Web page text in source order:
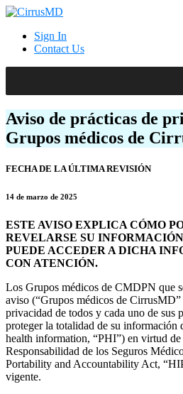
Sign In
Contact Us
Aviso de prácticas de
Grupos médicos de
FECHA DE LA ÚLTIMA REVISIÓN
14 de marzo de 2025
ESTE AVISO EXPLICA CÓMO
REVELARSE SU
PUEDE ACCEDER A DICHA
CON ATENCIÓN.
Los Grupos médicos de CMDPN que
aviso (“Grupos médicos de CirrusMD”
privacidad de todos y cada uno de sus
proteger la totalidad de su información
health information, “PHI”) en virtud
Responsabilidad de los Seguros
Portability and Accountability Act,
vigente.